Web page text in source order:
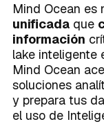
Mind Ocean es
unificada que
información
lake inteligente
Mind Ocean
soluciones
y prepara tus
el uso de